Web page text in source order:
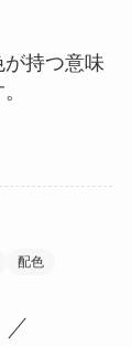
持つ意味
配色